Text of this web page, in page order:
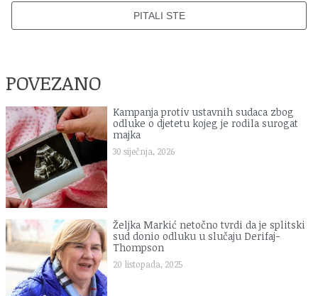
PITALI STE
POVEZANO
Kampanja protiv ustavnih sudaca zbog
odluke o djetetu kojeg je rodila surogat
majka
30 siječnja, 2026
Željka Markić netočno tvrdi da je splitski
sud donio odluku u slučaju Derifaj-
Thompson
20 listopada, 2025